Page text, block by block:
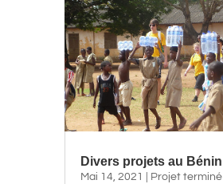
Divers projets au Bénin
Mai 14, 2021 Projet terminé